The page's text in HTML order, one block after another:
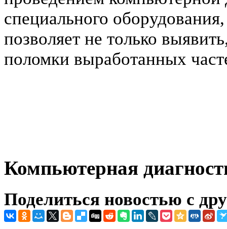
специального
позволяет не только
поломки выработанных
Компьютерная
Поделиться новостью с